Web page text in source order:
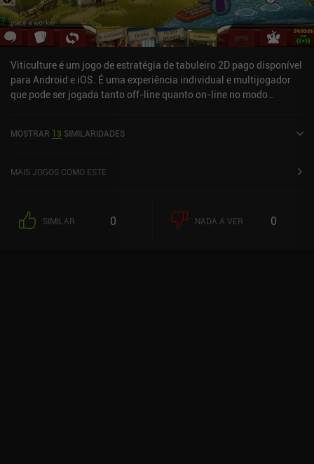
Viticulture é um jogo de estratégia de tabuleiro 2D pago disponível
para Android e iOS. É uma experiência individual e multijogador
que pode ser jogada tanto off-line quanto on-line no modo
App Store.
MOSTRAR 13 SIMILARIDADES
MAIS JOGOS COMO ESTE
SIMILAR 0 NADA A VER 0